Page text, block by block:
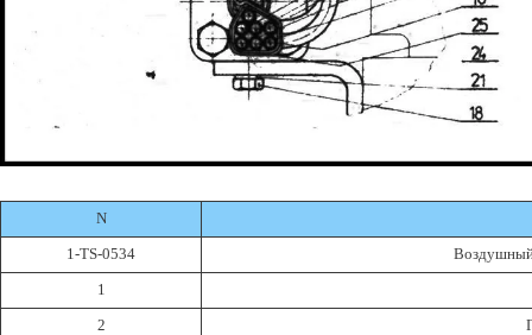
N
1-TS-0534
Воздушный
1
2